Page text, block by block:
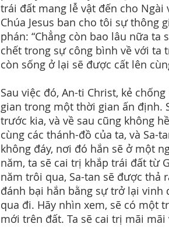
trái đất mang lễ vật đến cho Ngài
Chúa Jesus ban cho tôi sự thông
phán: “Chẳng còn bao lâu nữa
chết trong sự công bình về với ta
còn sống ở lại sẽ được cất lên
Sau việc đó, An-ti Christ, kẻ
gian trong một thời gian ấn định.
trước kia, và về sau cũng không
cùng các thánh-đồ của ta, và Sa-
không đáy, nơi đó hắn sẽ ở một
năm, ta sẽ cai trị khắp trái đất từ
năm trôi qua, Sa-tan sẽ được thả
đánh bại hắn bằng sự trở lại vinh
qua đi. Hãy nhìn xem, sẽ có một
mới trên đất. Ta sẽ cai trị mãi mãi